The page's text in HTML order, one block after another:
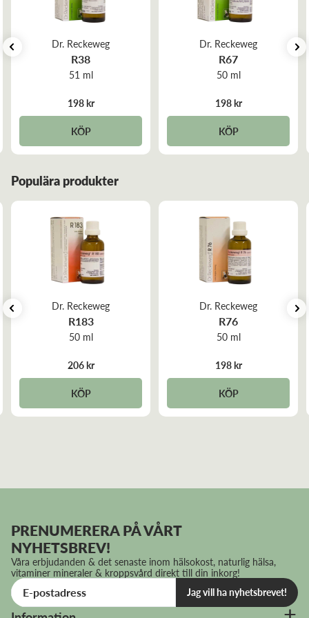
Registrerat Homeopatiskt Läkemedel, granskat och godkänt
av Läkemedelsverket. Reg. nr. 2448
Dr. Reckeweg
R38
51 ml
198 kr
KÖP
Dr. Reckeweg
R67
50 ml
198 kr
KÖP
Populära produkter
Dr. Reckeweg
R183
50 ml
206 kr
KÖP
Dr. Reckeweg
R76
50 ml
198 kr
KÖP
PRENUMERERA PÅ VÅRT
NYHETSBREV!
Våra erbjudanden & det senaste inom hälsokost, naturlig hälsa,
vitaminer mineraler & kroppsvård direkt till din inkorg!
Jag vill ha nyhetsbrevet!